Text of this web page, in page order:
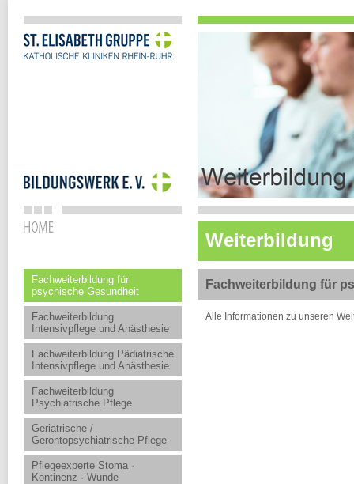
Weiterbildung
Fachweiterbildung für
psychische Gesundheit
Fachweiterbildung
Intensivpflege und Anästhesie
Fachweiterbildung Pädiatrische
Intensivpflege und Anästhesie
Fachweiterbildung
Psychiatrische Pflege
Geriatrische /
Gerontopsychiatrische Pflege
Pflegeexperte Stoma ·
Kontinenz · Wunde
Fachweiterbildung für
Alle Informationen zu unseren